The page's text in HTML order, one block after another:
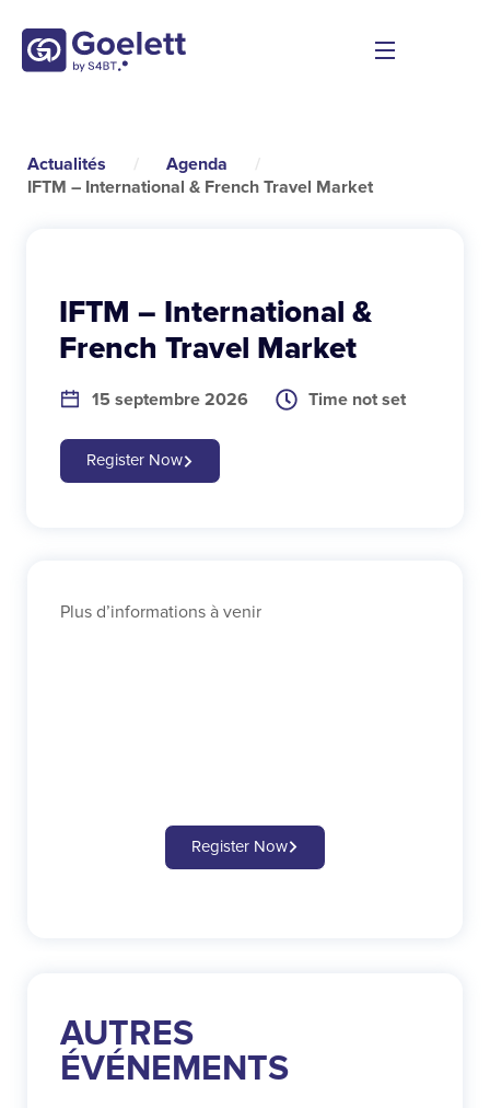
Actualités / Agenda
/
IFTM – International & French Travel Market
IFTM – International &
French Travel Market
15 septembre 2026 Time not set
Register Now
Plus d’informations à venir
Register Now
AUTRES
ÉVÉNEMENTS